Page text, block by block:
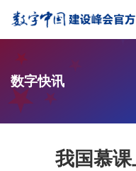
数字快讯
我国慕课